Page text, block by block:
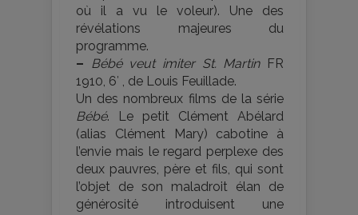
où il a vu le voleur). Une des
révélations majeures du
programme.
– Bébé veut imiter St. MartinFR
1910, 6′ , de Louis Feuillade.
Un des nombreux films de la série
Bébé. Le petit Clément Abélard
(alias Clément Mary) cabotine à
l’envie mais le regard perplexe des
deux pauvres, père et fils, qui sont
l’objet de son maladroit élan de
générosité introduisent une